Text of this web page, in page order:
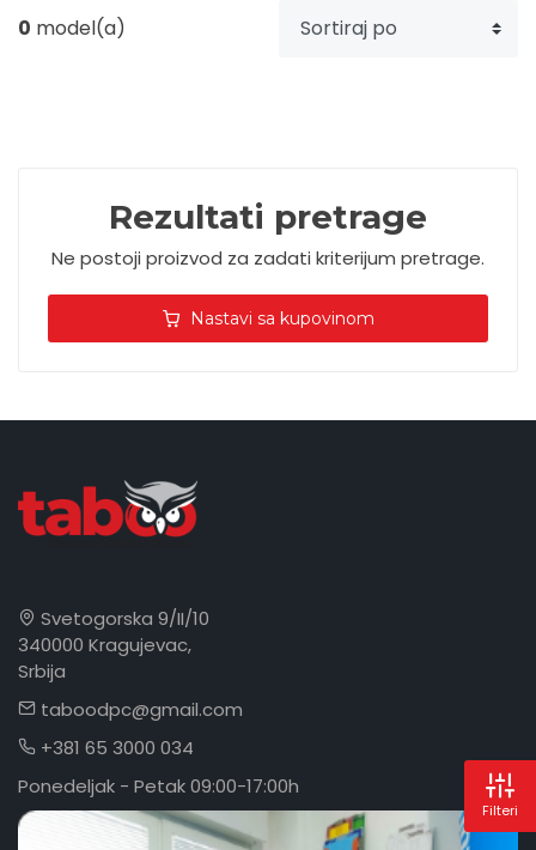
Filteri
0 model(a)
Rezultati pretrage
Ne postoji proizvod za zadati kriterijum pretrage.
Nastavi sa kupovinom
Svetogorska 9/II/10
340000 Kragujevac,
Srbija
taboodpc@gmail.com
+381 65 3000 034
Ponedeljak - Petak 09:00-17:00h
Upaljači
Tech portfolio